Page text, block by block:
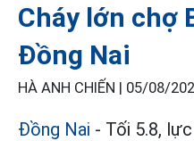
Cháy lớn chợ
Đồng Nai
HÀ ANH CHIẾN | 05/08/
Đồng Nai - Tối 5.8,